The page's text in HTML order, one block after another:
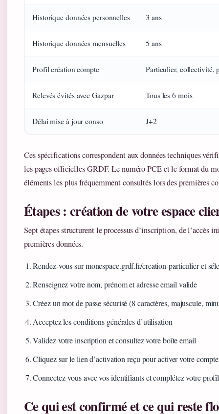
Historique données personnelles 3 ans
Historique données mensuelles 5 ans
Profil création compte Particulier, collectivité,
Relevés évités avec Gazpar Tous les 6 mois
Délai mise à jour conso J+2
Ces spécifications correspondent aux données techniques
les pages officielles GRDF. Le numéro PCE et le format du
éléments les plus fréquemment consultés lors des premières
Étapes : création de votre espace
Sept étapes structurent le processus d’inscription, de l’accès
premières données.
Rendez-vous sur monespace.grdf.fr/creation-particulier et
Renseignez votre nom, prénom et adresse email valide
Créez un mot de passe sécurisé (8 caractères, majuscule,
Acceptez les conditions générales d’utilisation
Validez votre inscription et consultez votre boîte email
Cliquez sur le lien d’activation reçu pour activer votre compte
Connectez-vous avec vos identifiants et complétez votre
Ce qui est confirmé et ce qui reste